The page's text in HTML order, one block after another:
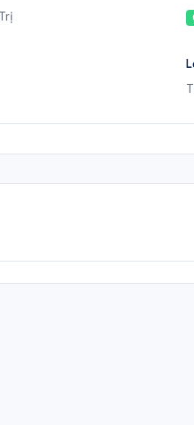
pháp lý Tài nguyên
ĐIỀU CỦA CÁC THÔNG TƯ